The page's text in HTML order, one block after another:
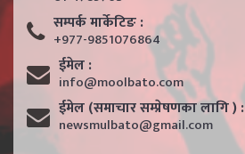
सम्पर्क मार्केटिङ :
+977-9851076864
ईमेल :
info@moolbato.com
ईमेल (समाचार सम्प्रेषणका लागि ) :
newsmulbato@gmail.com